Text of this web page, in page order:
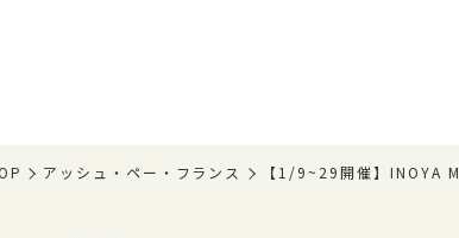
アッシュ・ペー・フランス 【1/9~29開催】INOYA